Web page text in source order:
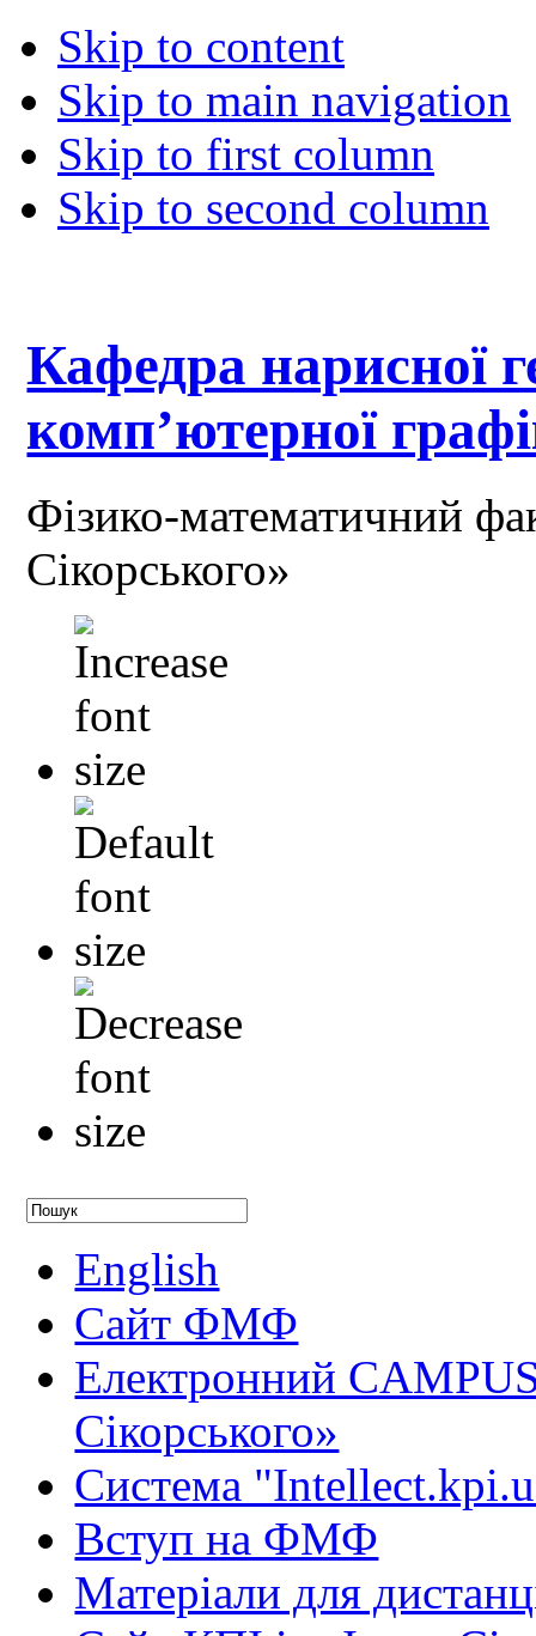
Skip to content
Skip to main navigation
Skip to first column
Skip to second column
Кафедра нарисної
комп’ютерної
Фізико-математичний
Сікорського»
English
Сайт ФМФ
Електронний
Сікорського»
Система
Вступ на ФМФ
Матеріали для